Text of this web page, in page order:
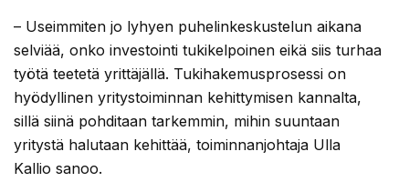
– Useimmiten jo lyhyen puhelinkeskustelun aikana
selviää, onko investointi tukikelpoinen eikä siis turhaa
työtä teetetä yrittäjällä. Tukihakemusprosessi on
hyödyllinen yritystoiminnan kehittymisen kannalta,
sillä siinä pohditaan tarkemmin, mihin suuntaan
yritystä halutaan kehittää, toiminnanjohtaja Ulla
Kallio sanoo.